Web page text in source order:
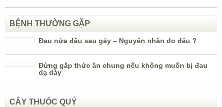
BỆNH THƯỜNG GẶP
Đau nửa đầu sau gáy – Nguyên nhân do đâu ?
Đừng gắp thức ăn chung nếu không muốn bị đau
dạ dày
CÂY THUỐC QUÝ